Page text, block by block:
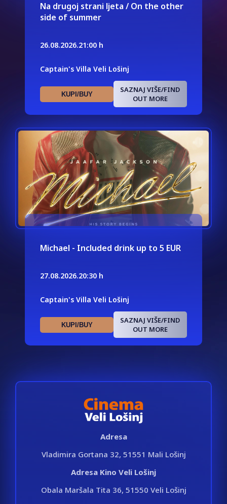
Na drugoj strani ljeta / On the other
side of summer
26.08.2026.21:00 h
Captain's Villa Veli Lošinj
KUPI/BUY
SAZNAJ VIŠE/FIND
OUT MORE
Michael - Included drink up to 5 EUR
27.08.2026.20:30 h
Captain's Villa Veli Lošinj
KUPI/BUY
SAZNAJ VIŠE/FIND
OUT MORE
Adresa
Vladimira Gortana 32, 51551 Mali Lošinj
Adresa Kino Veli Lošinj
Obala Maršala Tita 36, 51550 Veli Lošinj